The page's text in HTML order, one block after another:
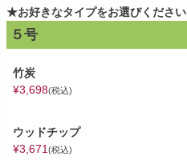
★お好きなタイプをお選びください
５号
竹炭
¥3,698 税込
ウッドチップ
¥3,671 税込